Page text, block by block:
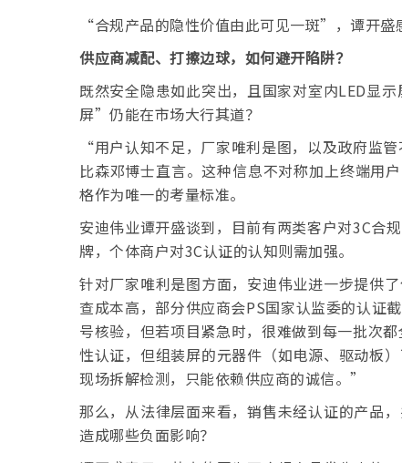
“合规产品的隐性价值由此可见一斑”，谭开盛
供应商减配、打擦边球，如何避开陷阱？
既然安全隐患如此突出，且国家对室内LED显
屏”仍能在市场大行其道？
“用户认知不足，厂家唯利是图，以及政府监
比森邓博士直言。这种信息不对称加上终端用
格作为唯一的考量标准。
安迪伟业谭开盛谈到，目前有两类客户对3C合
牌，个体商户对3C认证的认知则需加强。
针对厂家唯利是图方面，安迪伟业进一步提供
查成本高，部分供应商会PS国家认监委的认
号核验，但若项目紧急时，很难做到每一批次
性认证，但组装屏的元器件（如电源、驱动板
现场拆解检测，只能依赖供应商的诚信。”
那么，从法律层面来看，销售未经认证的产品
造成哪些负面影响？